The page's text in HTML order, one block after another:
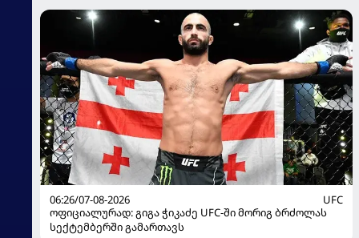
06:26/07-08-2026
UFC
ოფიციალურად: გიგა ჭიკაძე UFC-ში მორიგ ბრძოლას
სექტემბერში გამართავს